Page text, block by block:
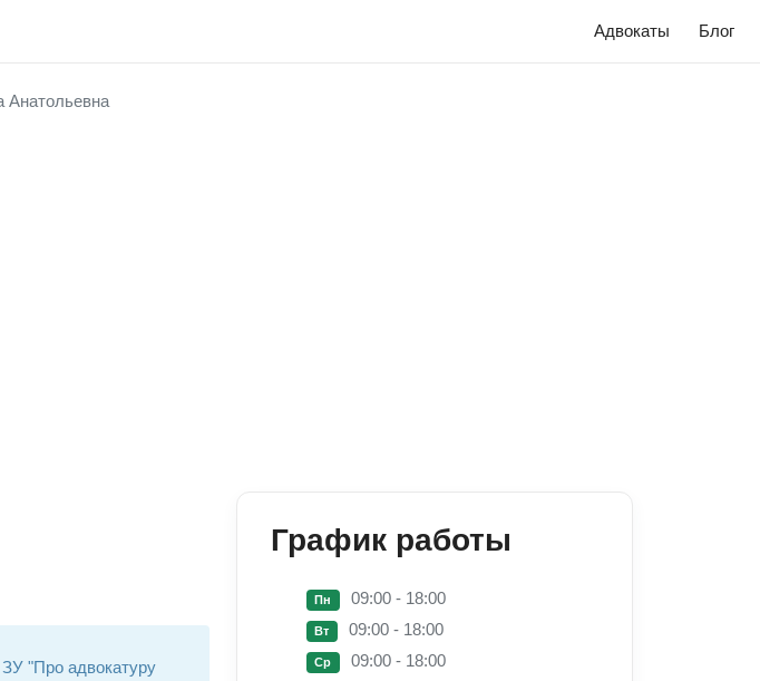
Адвокаты Блог
Анатольевна
ЗУ "Про адвокатуру
График работы
Пн 09:00 - 18:00
Вт 09:00 - 18:00
Ср 09:00 - 18:00